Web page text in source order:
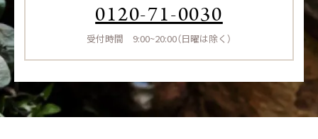
0120-71-0030
受付時間 9:00~20:00（日曜は除く）